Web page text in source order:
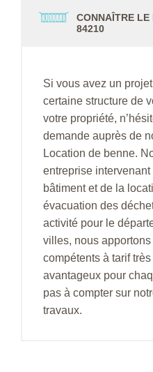
CONNAÎTRE LE
84210
Si vous avez un
certaine structure de
votre propriété,
demande auprès de
Location de benne.
entreprise
bâtiment et de la
évacuation des
activité pour le
villes, nous
compétents à tarif
avantageux pour
pas à compter sur
travaux.